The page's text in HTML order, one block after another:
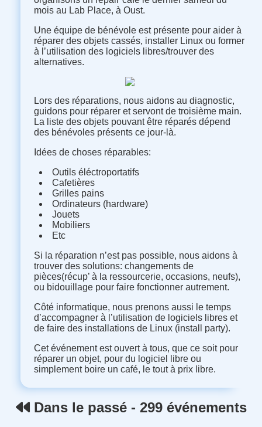
mois au Lab Place, à Oust.
Une équipe de bénévole est présente pour aider à
réparer des objets cassés, installer Linux ou former
à l’utilisation des logiciels libres/trouver des
alternatives.
Lors des réparations, nous aidons au diagnostic,
guidons pour réparer et servont de troisième main.
La liste des objets pouvant être réparés dépend
des bénévoles présents ce jour-là.
Idées de choses réparables:
Outils éléctroportatifs
Cafetières
Grilles pains
Ordinateurs (hardware)
Jouets
Mobiliers
Etc
Si la réparation n’est pas possible, nous aidons à
trouver des solutions: changements de
pièces(récup’ à la ressourcerie, occasions, neufs),
ou bidouillage pour faire fonctionner autrement.
Côté informatique, nous prenons aussi le temps
d’accompagner à l’utilisation de logiciels libres et
de faire des installations de Linux (install party).
Cet événement est ouvert à tous, que ce soit pour
réparer un objet, pour du logiciel libre ou
simplement boire un café, le tout à prix libre.
Dans le passé - 299 événements